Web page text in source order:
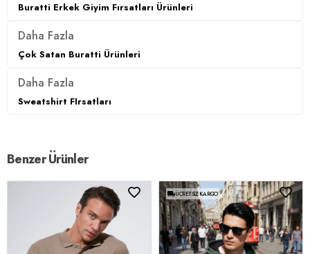
Buratti Erkek Giyim Fırsatları Ürünleri
Daha Fazla
Çok Satan Buratti Ürünleri
Daha Fazla
Sweatshirt FIrsatları
Benzer Ürünler
ÜCRETSIZ KARGO